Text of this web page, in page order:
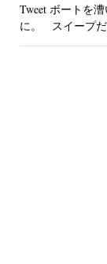
Tweet ボートを
に。 スイープ